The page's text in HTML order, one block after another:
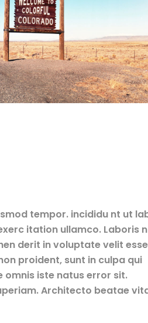
tempor. incididu nt ut
itation ullamco. Laboris
derit in voluptate velit esse
proident, sunt in culpa qui
omnis iste natus error sit.
Architecto beatae